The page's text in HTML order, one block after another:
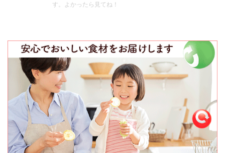
す。よかったら見てね！